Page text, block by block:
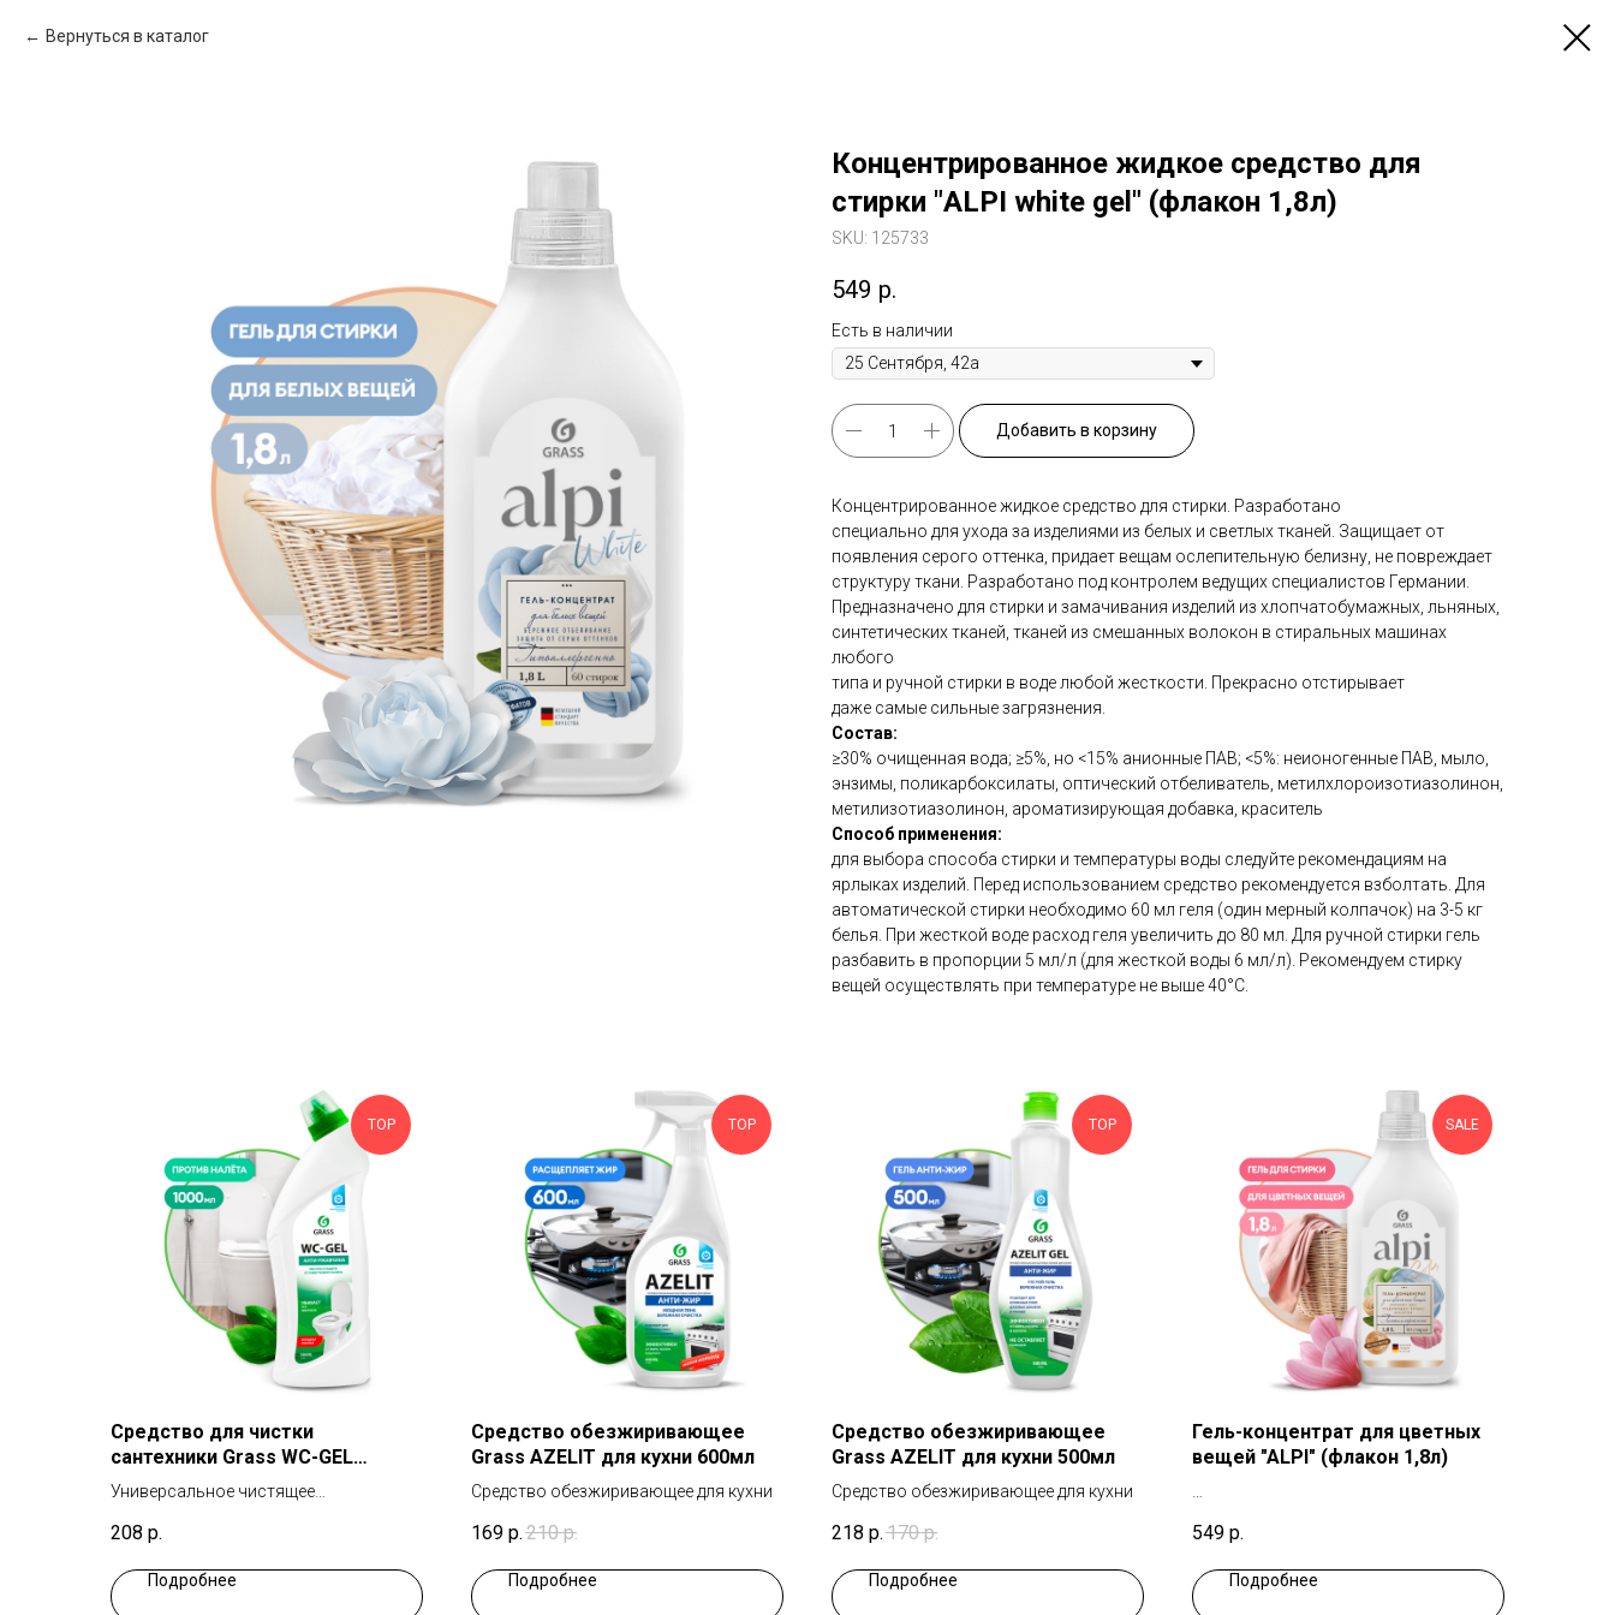
Вернуться в каталог
Концентрированное жидкое средство для
стирки "ALPI white gel" (флакон 1,8л)
SKU: 125733
549 р.
Есть в наличии
Добавить в корзину
Концентрированное жидкое средство для стирки. Разработано
специально для ухода за изделиями из белых и светлых тканей. Защищает от
появления серого оттенка, придает вещам ослепительную белизну, не повреждает
структуру ткани. Разработано под контролем ведущих специалистов Германии.
Предназначено для стирки и замачивания изделий из хлопчатобумажных, льняных,
синтетических тканей, тканей из смешанных волокон в стиральных машинах
любого
типа и ручной стирки в воде любой жесткости. Прекрасно отстирывает
даже самые сильные загрязнения.
Состав:
≥30% очищенная вода; ≥5%, но <15% анионные ПАВ; <5%: неионогенные ПАВ, мыло,
энзимы, поликарбоксилаты, оптический отбеливатель, метилхлороизотиазолинон,
метилизотиазолинон, ароматизирующая добавка, краситель
Способ применения:
для выбора способа стирки и температуры воды следуйте рекомендациям на
ярлыках изделий. Перед использованием средство рекомендуется взболтать. Для
автоматической стирки необходимо 60 мл геля (один мерный колпачок) на 3-5 кг
белья. При жесткой воде расход геля увеличить до 80 мл. Для ручной стирки гель
разбавить в пропорции 5 мл/л (для жесткой воды 6 мл/л). Рекомендуем стирку
вещей осуществлять при температуре не выше 40°С.
TOP
Средство для чистки
сантехники Grass WC-GEL
1000мл
Универсальное чистящее
208 р.
Подробнее
TOP
Средство обезжиривающее
Grass AZELIT для кухни 600мл
Средство обезжиривающее для кухни
169 р. 210 р.
Подробнее
TOP
Средство обезжиривающее
Grass AZELIT для кухни 500мл
Средство обезжиривающее для кухни
218 р. 170 р.
Подробнее
SALE
Гель-концентрат для цветных
вещей "ALPI" (флакон 1,8л)
для стирки
549 р.
Подробнее